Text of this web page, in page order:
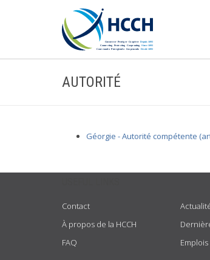
AUTORITÉ
Géorgie - Autorité compétente
Contact
À propos de la HCCH
FAQ
Emplois